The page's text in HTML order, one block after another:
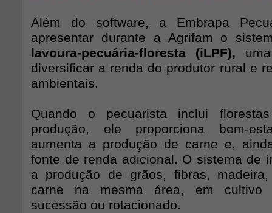
Além do software, a Embrapa
apresentar durante a Agrifam o
lavoura-pecuária-floresta (iLPF),
diversificar a renda do produtor rural e
ambientais.
Quando o pecuarista inclui
produção, ele proporciona bem-
aumenta a produção de carne e,
fonte de renda adicional. O sistema de
a produção de grãos, fibras,
carne na mesma área, em cultivo
sucessão ou rotacionado.